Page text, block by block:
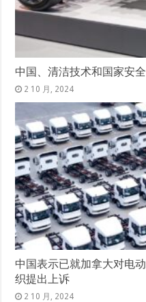
中国、清洁技术和国家安全
2 10 月, 2024
中国表示已就加拿大对电
织提出上诉
2 10 月, 2024